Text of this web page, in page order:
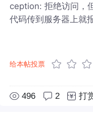
ception: 拒绝访问，
代码传到服务器上就
给本帖投票
496 2 打